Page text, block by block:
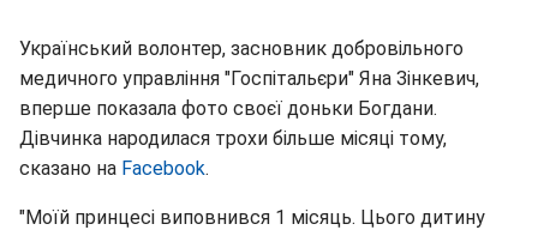
Український волонтер, засновник добровільного
медичного управління "Госпітальєри" Яна Зінкевич,
вперше показала фото своєї доньки Богдани.
Дівчинка народилася трохи більше місяці тому,
сказано на Facebook.
"Моїй принцесі виповнився 1 місяць. Цього дитину